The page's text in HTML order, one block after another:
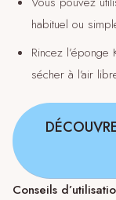
habituel ou
Rincez l’éponge
sécher à l’air
Conseils